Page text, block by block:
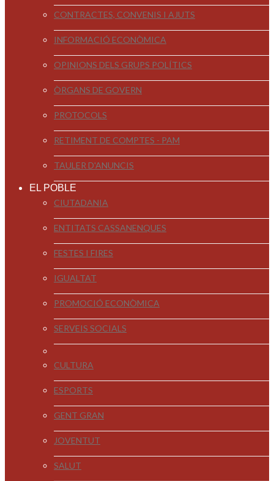
CONTRACTES, CONVENIS I AJUTS
INFORMACIÓ ECONÒMICA
OPINIONS DELS GRUPS POLÍTICS
ÒRGANS DE GOVERN
PROTOCOLS
RETIMENT DE COMPTES - PAM
TAULER D'ANUNCIS
EL POBLE
CIUTADANIA
ENTITATS CASSANENQUES
FESTES I FIRES
IGUALTAT
PROMOCIÓ ECONÒMICA
SERVEIS SOCIALS
CULTURA
ESPORTS
GENT GRAN
JOVENTUT
SALUT